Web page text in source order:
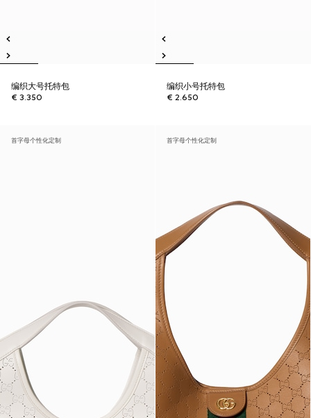
编织大号托特包
€ 3.350
编织小号托特包
€ 2.650
首字母个性化定制 首字母个性化定制